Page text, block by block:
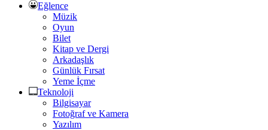
Eğlence
Müzik
Oyun
Bilet
Kitap ve Dergi
Arkadaşlık
Günlük Fırsat
Yeme İçme
Teknoloji
Bilgisayar
Fotoğraf ve Kamera
Yazılım